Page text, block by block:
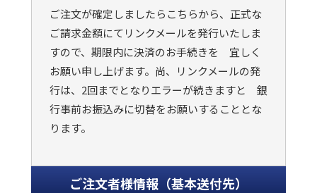
ご注文が確定しましたらこちらから、正式な
ご請求金額にてリンクメールを発行いたしま
すので、期限内に決済のお手続きを 宜しく
お願い申し上げます。尚、リンクメールの発
行は、2回までとなりエラーが続きますと 銀
行事前お振込みに切替をお願いすることとな
ります。
ご注文者様情報（基本送付先）